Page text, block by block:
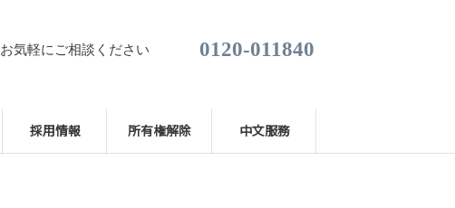
お気軽にご相談ください 0120-011840
採用情報 所有権解除 中文服務